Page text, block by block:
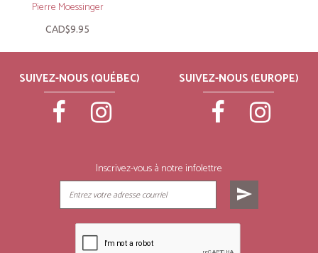
Pierre Moessinger
CAD$9.95
SUIVEZ-NOUS (QUÉBEC) SUIVEZ-NOUS (EUROPE)
Inscrivez-vous à notre infolettre
send